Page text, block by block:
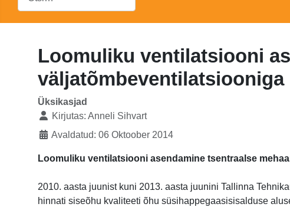
Loomuliku ventilatsiooni
Üksikasjad
Kirjutas: Anneli Sihvart
Avaldatud: 06 Oktoober 2014
Loomuliku ventilatsiooni asendamine tsentraalse
2010. aasta juunist kuni 2013. aasta juunini Tallinna
hinnati siseõhu kvaliteeti õhu süsihappegaasisisalduse